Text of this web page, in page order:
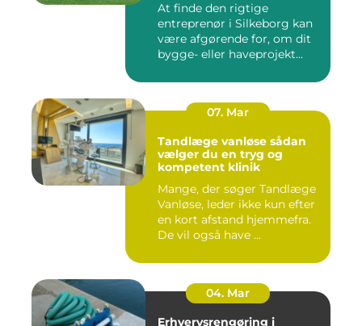
At finde den rigtige
entreprenør i Silkeborg kan
være afgørende for, om dit
bygge- eller haveprojekt...
07. Mar
Tandlæge vanløse sådan
vælger du en tryg og
kompetent klinik
Mange, der søger Tandlæge
Vanløse, leder ikke kun efter
en kort afstand hjemmefra.
De vil også have ...
04. Mar
Erhvervsrengøring i